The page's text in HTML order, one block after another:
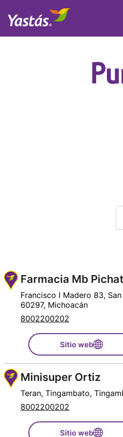
Farmacia Mb
Francisco I Madero 83,
60297, Michoacán
8002200202
Sitio web
Minisuper Ortiz
Teran, Tingambato,
8002200202
Sitio web